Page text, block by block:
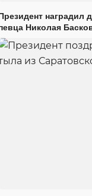
наградил
Николая